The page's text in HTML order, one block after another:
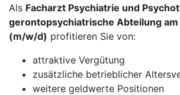
Als Facharzt Psychiatrie und
gerontopsychiatrische Abteilung am
(m/w/d) profitieren Sie von:
attraktive Vergütung
zusätzliche betrieblicher
weitere geldwerte Positionen